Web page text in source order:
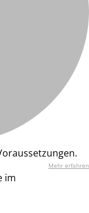
Mehr erfahren
im